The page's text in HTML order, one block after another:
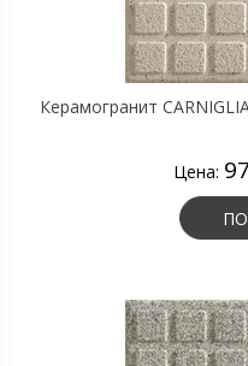
Керамогранит
Цена: